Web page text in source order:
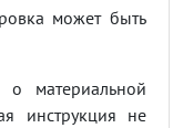
может быть
материальной
инструкция не